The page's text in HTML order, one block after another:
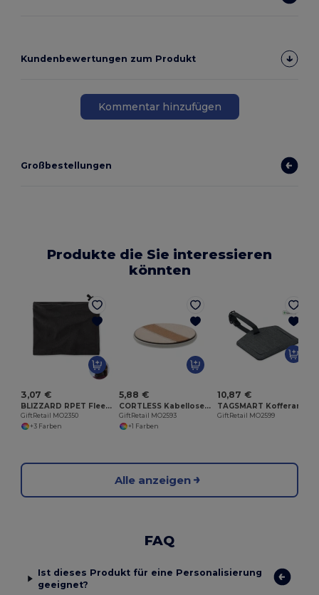
Kundenbewertungen zum Produkt
Kommentar hinzufügen
Großbestellungen
Produkte die Sie interessieren
könnten
3,07 €
BLIZZARD RPET Fleece-Mehrzweckmütze
GiftRetail MO2350
+3 Farben
5,88 €
CORTLESS Kabellose Ladestation 15W
GiftRetail MO2593
+1 Farben
10,87 €
GiftRetail MO2599
Alle anzeigen
FAQ
Ist dieses Produkt für eine Personalisierung
geeignet?